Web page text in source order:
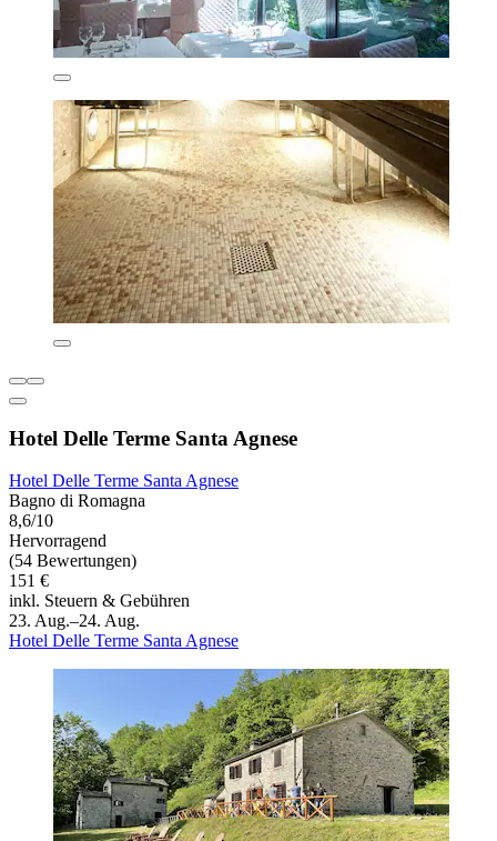
Hotel Delle Terme Santa Agnese
Hotel Delle Terme Santa Agnese
Bagno di Romagna
8,6/10
Hervorragend
(54 Bewertungen)
151 €
inkl. Steuern & Gebühren
23. Aug.–24. Aug.
Hotel Delle Terme Santa Agnese